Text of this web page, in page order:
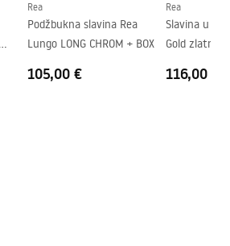
Rea
Podžbukna slavina Rea
Lungo LONG CHROM + BOX
105,00 €
Rea
Slavina u
Gold zlatna +
116,00 €